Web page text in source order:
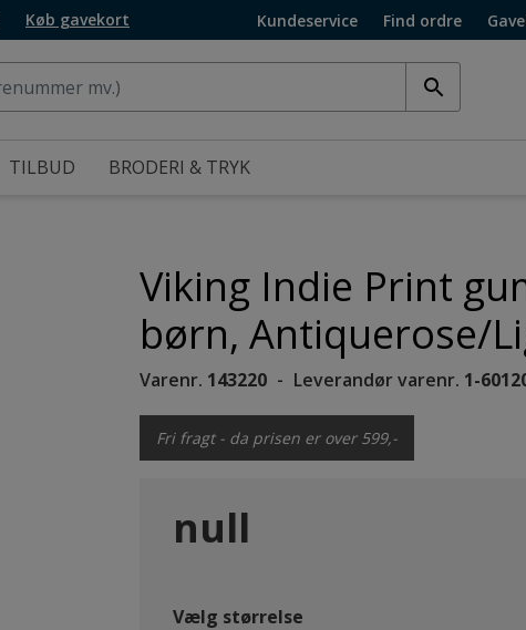
Køb gavekort Kundeservice Find ordre
TILBUD BRODERI & TRYK
Viking Indie Print
børn, Antiquerose/
Varenr. 143220 Leverandør varenr. 1-
Fri fragt - da prisen er over 599,-
null
Vælg størrelse